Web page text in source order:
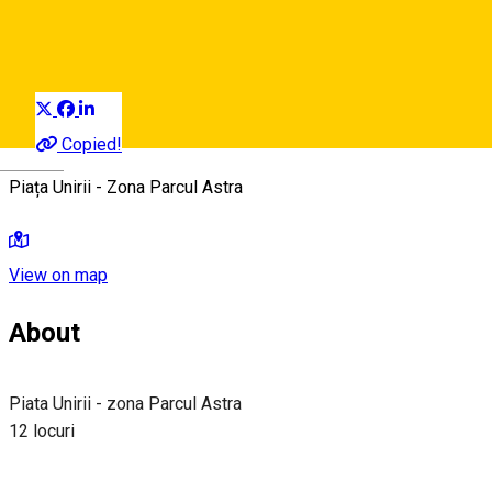
Copied!
Piața Unirii - Zona Parcul Astra
View on map
About
Piata Unirii - zona Parcul Astra
12 locuri